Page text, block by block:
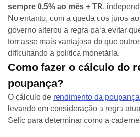
sempre 0,5% ao mês + TR,
No entanto, com a queda dos juros
governo alterou a regra para evitar
tornasse mais vantajosa do que
dificultando a política monetária.
Como fazer o cálculo do
poupança?
O cálculo de rendimento da poupança
levando em consideração a regra
Selic para determinar como a